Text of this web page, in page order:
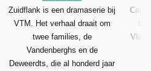
Zuidflank is een dramaserie bij
VTM. Het verhaal draait om
twee families, de
Vandenberghs en de
Deweerdts, die al honderd jaar
bij